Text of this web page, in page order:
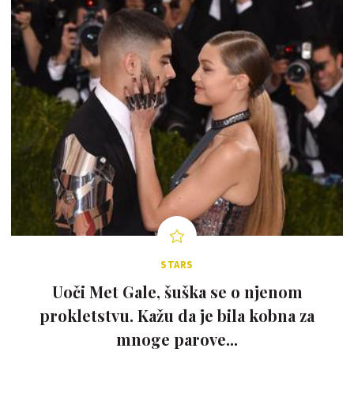
STARS
Uoči Met Gale, šuška se o njenom
prokletstvu. Kažu da je bila kobna za
mnoge parove...